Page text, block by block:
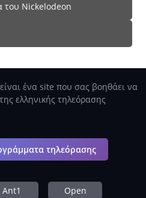
Nickelodeon
ένα site που σας βοηθάει να
ελληνικής τηλεόρασης
τηλεόρασης
Ant1 Open